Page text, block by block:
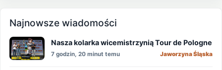
Najnowsze wiadomości
Nasza kolarka wicemistrzynią Tour de Pologne
7 godzin, 20 minut temu Jaworzyna Śląska